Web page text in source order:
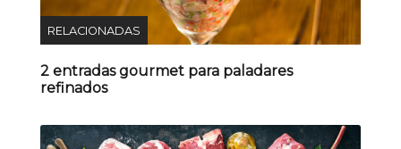
RELACIONADAS
2 entradas gourmet para paladares
refinados